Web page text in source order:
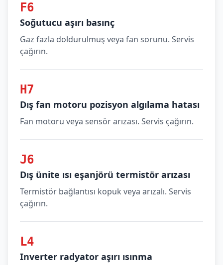
F6
Soğutucu aşırı basınç
Gaz fazla doldurulmuş veya fan sorunu. Servis
çağırın.
H7
Dış fan motoru pozisyon algılama hatası
Fan motoru veya sensör arızası. Servis çağırın.
J6
Dış ünite ısı eşanjörü termistör arızası
Termistör bağlantısı kopuk veya arızalı. Servis
çağırın.
L4
Inverter radyator aşırı ısınma